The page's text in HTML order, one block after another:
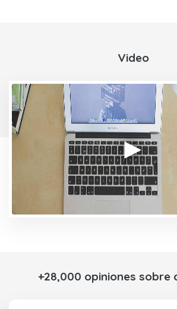
Video
+28,000 opiniones sobre